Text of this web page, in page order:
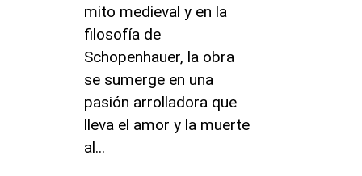
mito medieval y en la
filosofía de
Schopenhauer, la obra
se sumerge en una
pasión arrolladora que
lleva el amor y la muerte
al